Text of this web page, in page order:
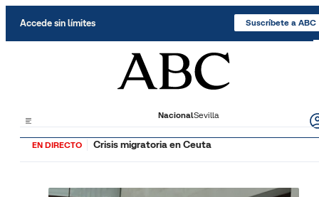
Accede sin límites Suscríbete a ABC
NacionalSevilla
EN DIRECTO Crisis migratoria en Ceuta